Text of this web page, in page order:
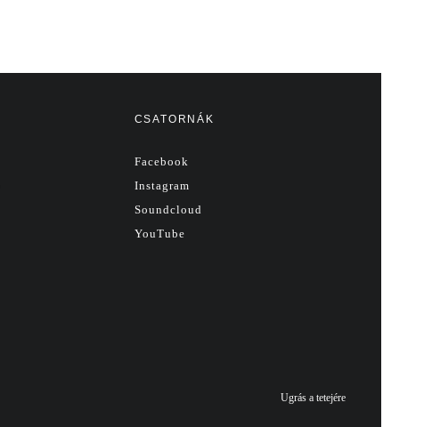
CSATORNÁK
Facebook
Instagram
Soundcloud
YouTube
Ugrás a tetejére